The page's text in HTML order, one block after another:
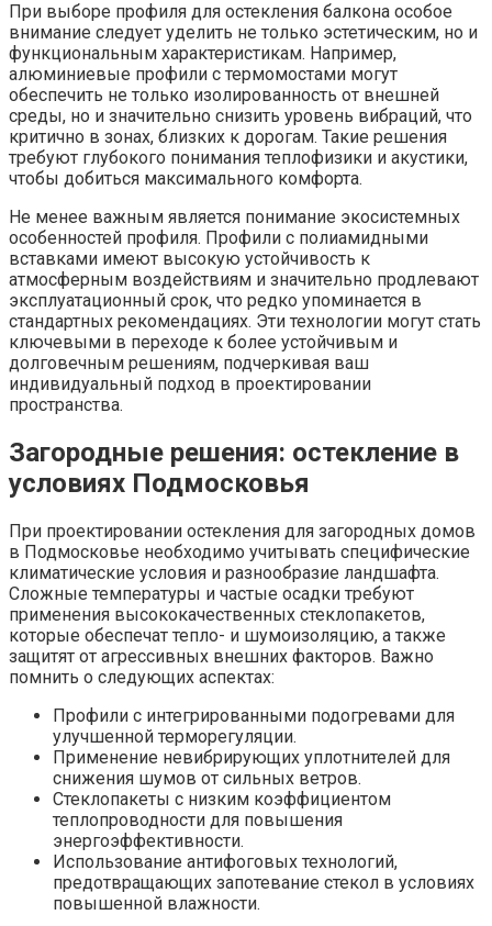
При выборе профиля для остекления балкона особое
внимание следует уделить не только эстетическим, но и
функциональным характеристикам. Например,
алюминиевые профили с термомостами могут
обеспечить не только изолированность от внешней
среды, но и значительно снизить уровень вибраций, что
критично в зонах, близких к дорогам. Такие решения
требуют глубокого понимания теплофизики и акустики,
чтобы добиться максимального комфорта.
Не менее важным является понимание экосистемных
особенностей профиля. Профили с полиамидными
вставками имеют высокую устойчивость к
атмосферным воздействиям и значительно продлевают
эксплуатационный срок, что редко упоминается в
стандартных рекомендациях. Эти технологии могут стать
ключевыми в переходе к более устойчивым и
долговечным решениям, подчеркивая ваш
индивидуальный подход в проектировании
пространства.
Загородные решения: остекление в
условиях Подмосковья
При проектировании остекления для загородных домов
в Подмосковье необходимо учитывать специфические
климатические условия и разнообразие ландшафта.
Сложные температуры и частые осадки требуют
применения высококачественных стеклопакетов,
которые обеспечат тепло- и шумоизоляцию, а также
защитят от агрессивных внешних факторов. Важно
помнить о следующих аспектах:
Профили с интегрированными подогревами для
улучшенной терморегуляции.
Применение невибрирующих уплотнителей для
снижения шумов от сильных ветров.
Стеклопакеты с низким коэффициентом
теплопроводности для повышения
энергоэффективности.
Использование антифоговых технологий,
предотвращающих запотевание стекол в условиях
повышенной влажности.